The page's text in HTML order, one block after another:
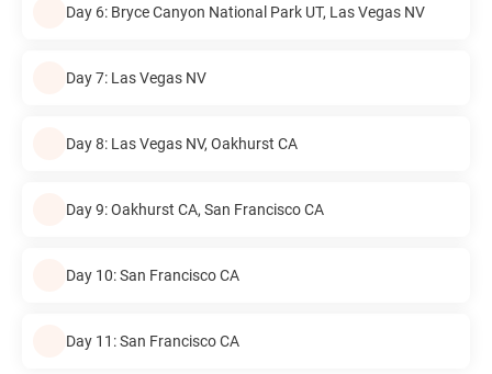
Day 6: Bryce Canyon National Park UT, Las Vegas NV
Day 7: Las Vegas NV
Day 8: Las Vegas NV, Oakhurst CA
Day 9: Oakhurst CA, San Francisco CA
Day 10: San Francisco CA
Day 11: San Francisco CA